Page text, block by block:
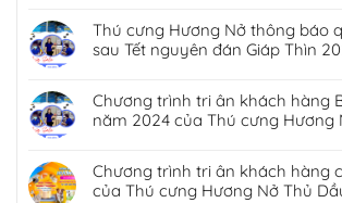
Thú cưng Hương Nở thông báo
sau Tết nguyên đán Giáp Thìn
Chương trình tri ân khách hàng
năm 2024 của Thú cưng Hương
Chương trình tri ân khách hàng
của Thú cưng Hương Nở Thủ